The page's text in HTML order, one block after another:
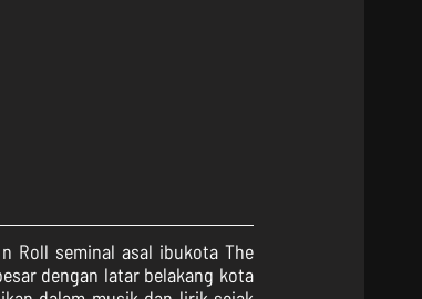
Roll seminal asal ibukota The
dengan latar belakang kota